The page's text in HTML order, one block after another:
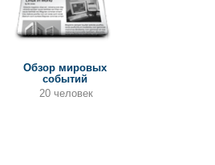
Обзор мировых
событий
20 человек